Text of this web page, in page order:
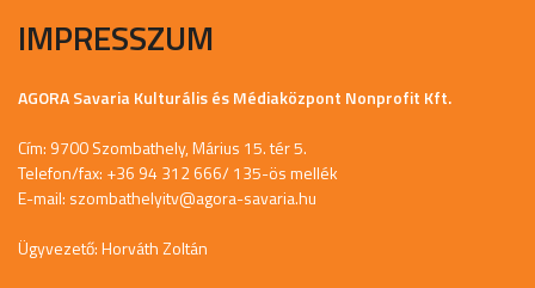
IMPRESSZUM
AGORA Savaria Kulturális és Médiaközpont Nonprofit Kft.
Cím: 9700 Szombathely, Márius 15. tér 5.
Telefon/fax: +36 94 312 666/ 135-ös mellék
E-mail: szombathelyitv@agora-savaria.hu
Ügyvezető: Horváth Zoltán